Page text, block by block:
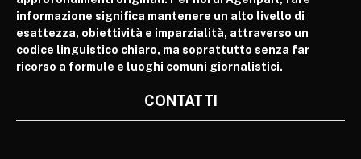
informazione significa mantenere un alto livello di
esattezza, obiettività e imparzialità, attraverso un
codice linguistico chiaro, ma soprattutto senza far
ricorso a formule e luoghi comuni giornalistici.
CONTATTI